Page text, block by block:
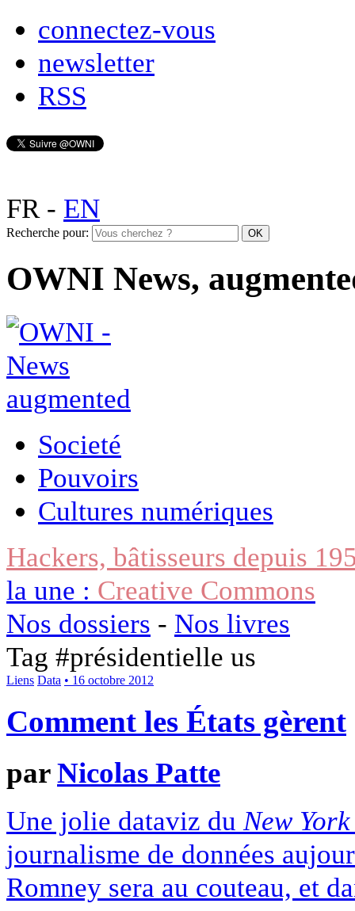
connectez-vous
newsletter
RSS
FR- EN
Recherche pour:
OWNI News,
Societé
Pouvoirs
Cultures numériques
Hackers, bâtisseurs depuis
la une : Creative Commons
Nos dossiers - Nos livres
Tag #présidentielle us
Liens Data • 16 octobre 2012
Comment les États gèrent
parNicolas Patte
Une jolie dataviz duNew
journalisme de données
Romney sera au couteau, et